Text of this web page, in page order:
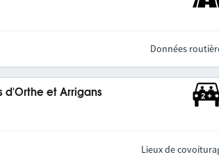
Données
d'Orthe et Arrigans
Lieux de